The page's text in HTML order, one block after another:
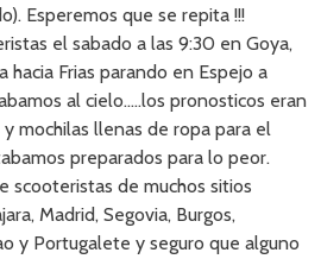
Esperemos que se repita !!!
el sabado a las 9:30 en Goya,
Frias parando en Espejo a
al cielo…..los pronosticos eran
mochilas llenas de ropa para el
preparados para lo peor.
scooteristas de muchos sitios
Madrid, Segovia, Burgos,
y Portugalete y seguro que alguno